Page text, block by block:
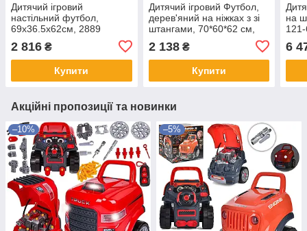
Дитячий ігровий
настільний футбол,
69х36.5х62см, 2889
2 816 ₴
Купити
Дитячий ігровий Футбол,
дерев'яний на ніжках з зі
штангами, 70*60*62 см,
2 138₴
Купити
на
6
Акційні пропозиції та новинки
–10% –5%